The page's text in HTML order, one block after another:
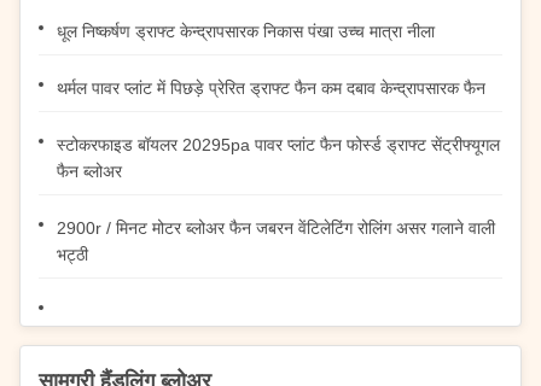
धूल निष्कर्षण ड्राफ्ट केन्द्रापसारक निकास पंखा उच्च मात्रा नीला
थर्मल पावर प्लांट में पिछड़े प्रेरित ड्राफ्ट फैन कम दबाव केन्द्रापसारक फैन
स्टोकरफाइड बॉयलर 20295pa पावर प्लांट फैन फोर्स्ड ड्राफ्ट सेंट्रीफ्यूगल
फैन ब्लोअर
2900r / मिनट मोटर ब्लोअर फैन जबरन वेंटिलेटिंग रोलिंग असर गलाने वाली
भट्ठी
सामग्री हैंडलिंग ब्लोअर